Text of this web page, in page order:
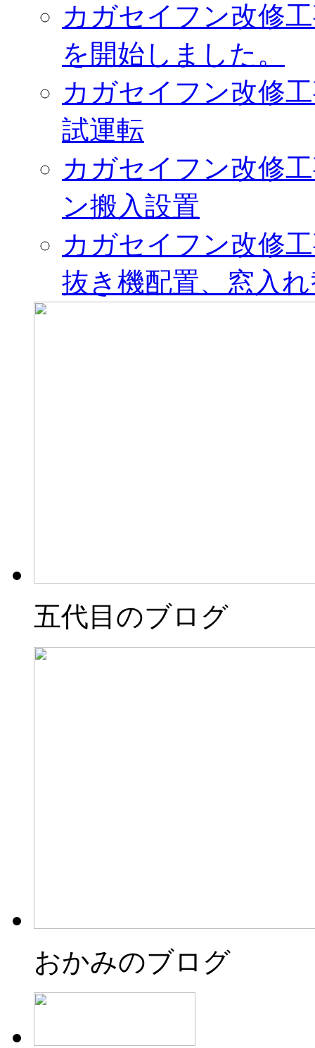
カガセイフン改修
を開始しました。
カガセイフン改修
試運転
カガセイフン改修
ン搬入設置
カガセイフン改修
抜き機配置、窓入
五代目のブログ
おかみのブログ